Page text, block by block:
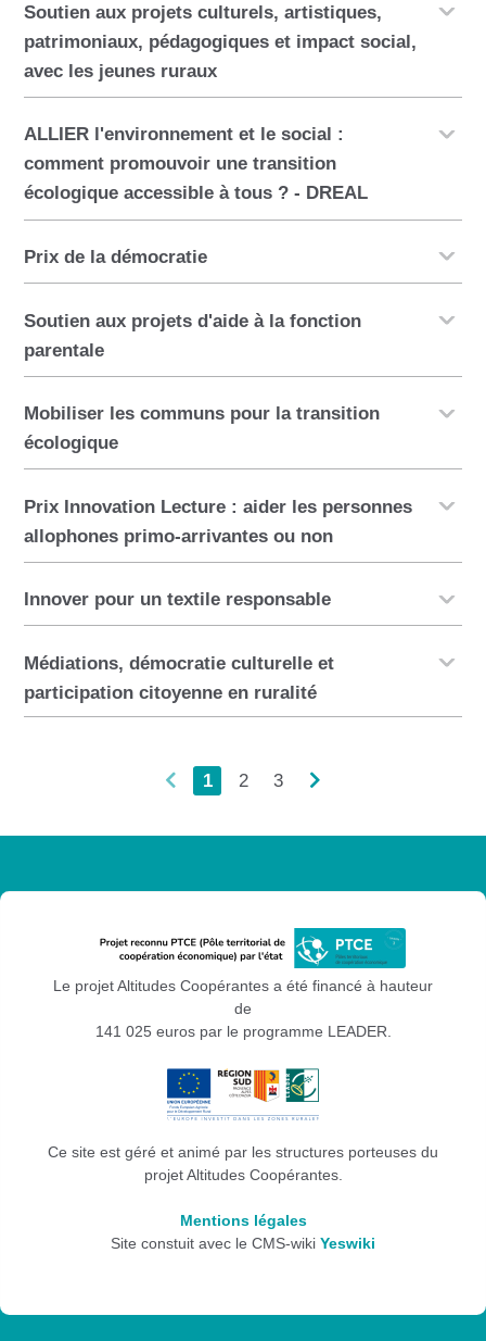
Soutien aux projets culturels, artistiques,
patrimoniaux, pédagogiques et impact social,
avec les jeunes ruraux
ALLIER l'environnement et le social :
comment promouvoir une transition
écologique accessible à tous ? - DREAL
Prix de la démocratie
Soutien aux projets d'aide à la fonction
parentale
Mobiliser les communs pour la transition
écologique
Prix Innovation Lecture : aider les personnes
allophones primo-arrivantes ou non
Innover pour un textile responsable
Médiations, démocratie culturelle et
participation citoyenne en ruralité
1 2 3
Le projet Altitudes Coopérantes a été financé à hauteur
de
141 025 euros par le programme LEADER.
Ce site est géré et animé par les structures porteuses du
projet Altitudes Coopérantes.
Mentions légales
Site constuit avec le CMS-wiki Yeswiki